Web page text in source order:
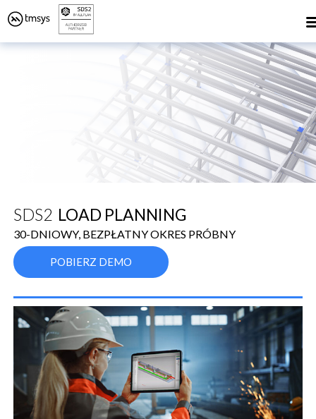
content
SDS2 LOAD PLANNING
30-DNIOWY, BEZPŁATNY OKRES PRÓBNY
POBIERZ DEMO